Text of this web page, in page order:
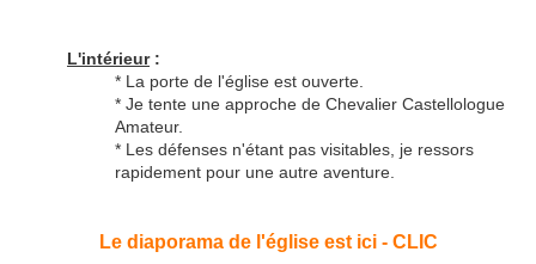
L'intérieur:
* La porte de l'église est ouverte.
* Je tente une approche de Chevalier Castellologue
Amateur.
* Les défenses n'étant pas visitables, je ressors
rapidement pour une autre aventure.
Le diaporama de l'église est ici - CLIC